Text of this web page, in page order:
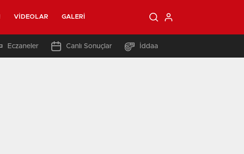
VIDEOLAR GALERI
Eczaneler Canlı Sonuçlar İddaa